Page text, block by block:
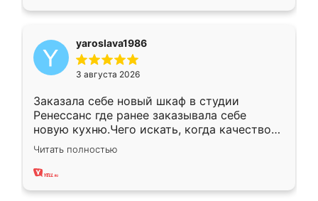
yaroslava1986
3 августа 2026
Заказала себе новый шкаф в студии
Ренессанс где ранее заказывала себе
новую кухню.Чего искать, когда качеством
вполне довольна. Служит кухня уже почти
два года, нареканий нет.
Читать полностью